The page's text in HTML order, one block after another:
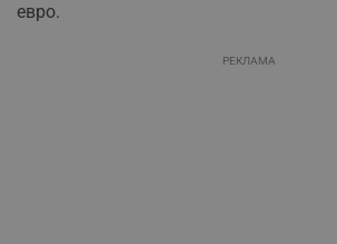
евро.
РЕКЛАМА